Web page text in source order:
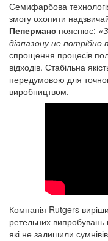
Семифарбова
змогу охопити
Пеперманс пояснює:
діапазону не
спрощення процесів
відходів. Стабільна
передумовою для
виробництвом.
Компанія Rutgers
ретельних
які не залишили